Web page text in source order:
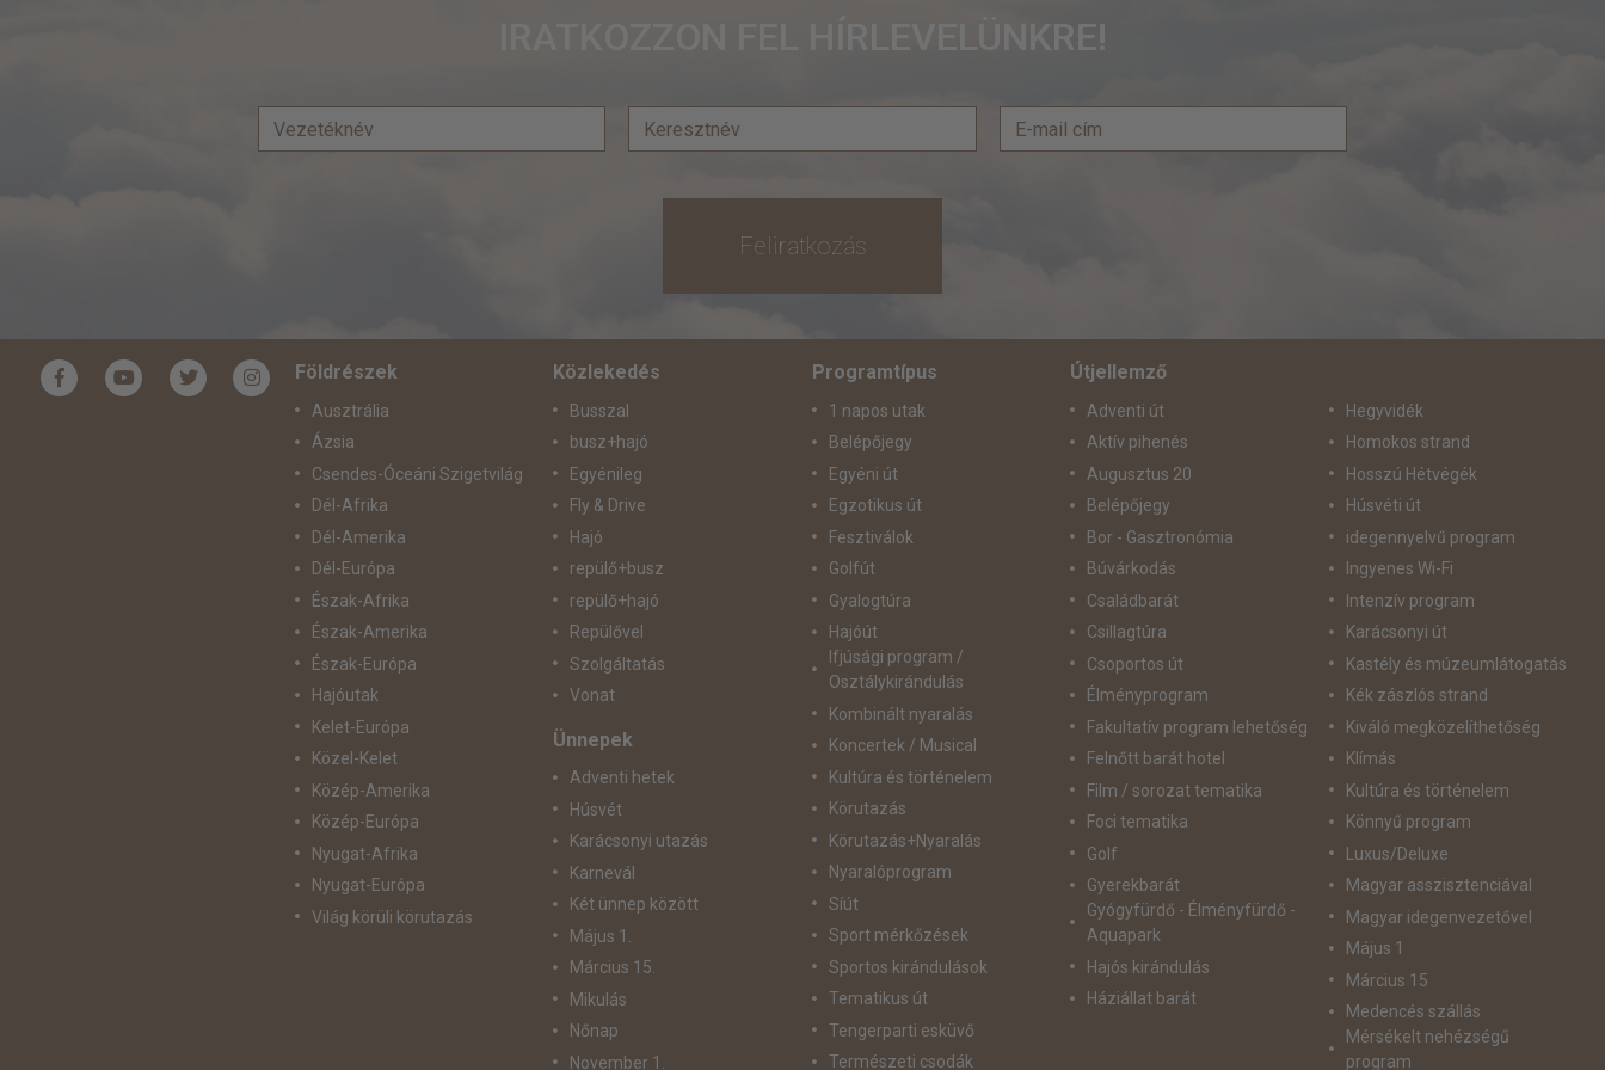
Feliratkozás
Földrészek
Ausztrália
Ázsia
Csendes-Óceáni Szigetvilág
Dél-Afrika
Dél-Amerika
Dél-Európa
Észak-Afrika
Észak-Amerika
Észak-Európa
Hajóutak
Kelet-Európa
Közel-Kelet
Közép-Amerika
Közép-Európa
Nyugat-Afrika
Nyugat-Európa
Világ körüli körutazás
Közlekedés
Busszal
busz+hajó
Egyénileg
Fly & Drive
Hajó
repülő+busz
repülő+hajó
Repülővel
Szolgáltatás
Vonat
Ünnepek
Adventi hetek
Húsvét
Karácsonyi utazás
Karnevál
Két ünnep között
Május 1.
Március 15.
Mikulás
Nőnap
November 1.
Programtípus
1 napos utak
Belépőjegy
Egyéni út
Egzotikus út
Fesztiválok
Golfút
Gyalogtúra
Hajóút
Ifjúsági program /
Osztálykirándulás
Kombinált nyaralás
Koncertek / Musical
Kultúra és történelem
Körutazás
Körutazás+Nyaralás
Nyaralóprogram
Síút
Sport mérkőzések
Sportos kirándulások
Tematikus út
Tengerparti esküvő
Természeti csodák
Útjellemző
Adventi út
Aktív pihenés
Augusztus 20
Belépőjegy
Bor - Gasztronómia
Búvárkodás
Családbarát
Csillagtúra
Csoportos út
Élményprogram
Fakultatív program lehetőség
Felnőtt barát hotel
Film / sorozat tematika
Foci tematika
Golf
Gyerekbarát
Gyógyfürdő - Élményfürdő -
Aquapark
Hajós kirándulás
Háziállat barát
Hegyvidék
Homokos strand
Hosszú Hétvégék
Húsvéti út
idegennyelvű program
Ingyenes Wi-Fi
Intenzív program
Karácsonyi út
Kastély és múzeumlátogatás
Kék zászlós strand
Kiváló megközelíthetőség
Klímás
Kultúra és történelem
Könnyű program
Luxus/Deluxe
Magyar asszisztenciával
Magyar idegenvezetővel
Május 1
Március 15
Medencés szállás
Mérsékelt nehézségű
program